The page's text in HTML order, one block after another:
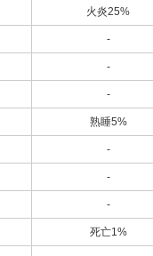
火炎25%
-
-
-
熟睡5%
-
-
-
死亡1%